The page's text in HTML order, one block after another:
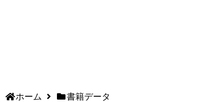
ホーム 書籍データ